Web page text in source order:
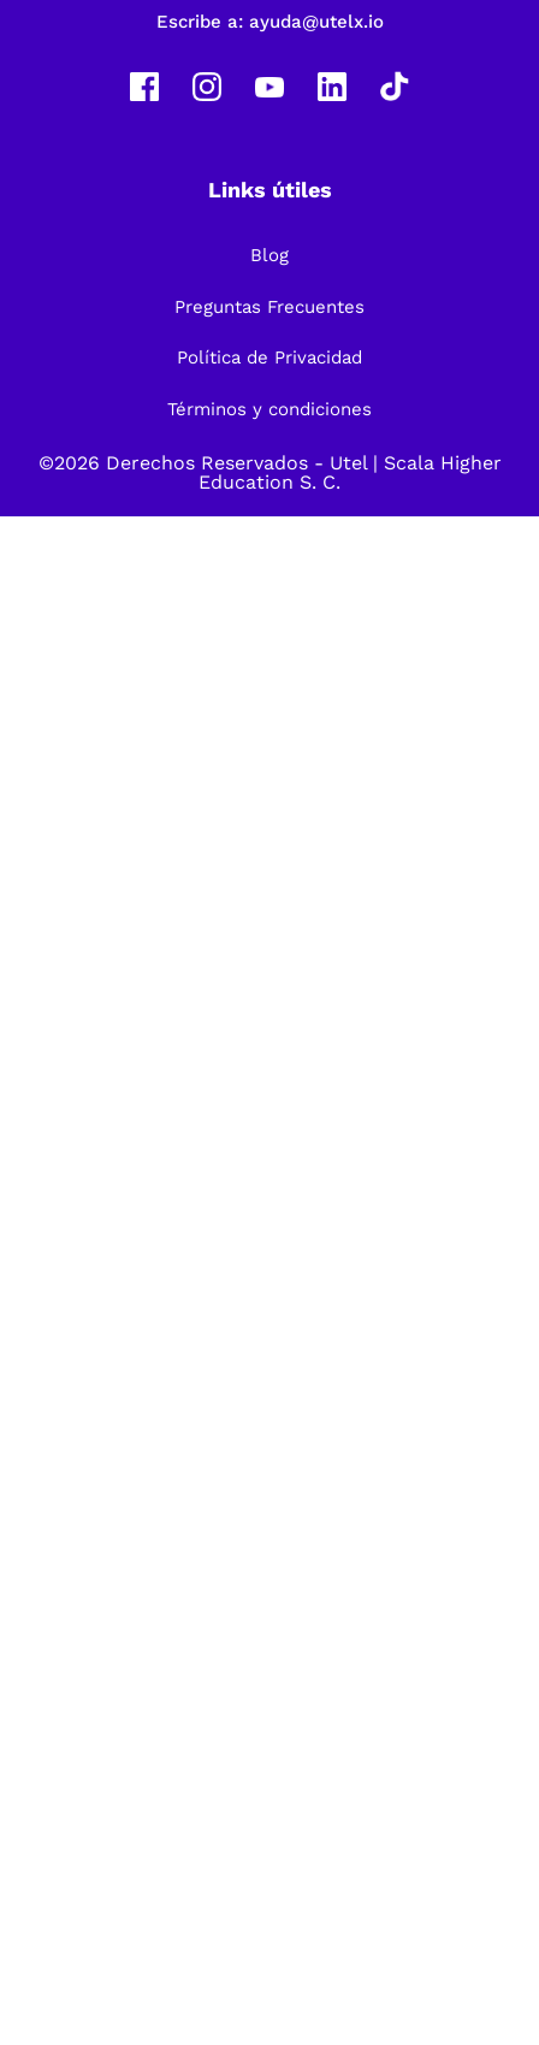
Escribe a: ayuda@utelx.io
Links útiles
Blog
Preguntas Frecuentes
Política de Privacidad
Términos y condiciones
©2026 Derechos Reservados - Utel| Scala Higher
Education S. C.